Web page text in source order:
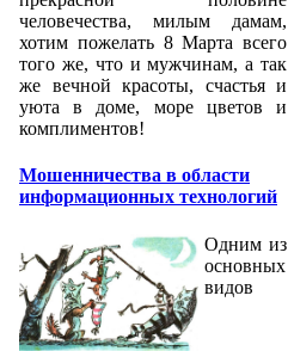
человечества, милым дамам,
хотим пожелать 8 Марта всего
того же, что и мужчинам, а так
же вечной красоты, счастья и
уюта в доме, море цветов и
комплиментов!
Мошенничества в области
информационных технологий
Одним из
основных
видов